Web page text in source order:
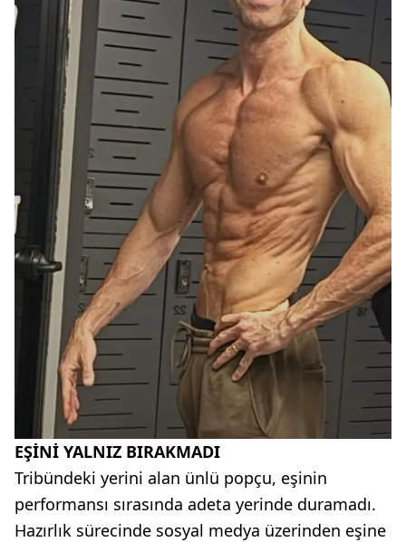
EŞİNİ YALNIZ BIRAKMADI
Tribündeki yerini alan ünlü popçu, eşinin
performansı sırasında adeta yerinde duramadı.
Hazırlık sürecinde sosyal medya üzerinden eşine